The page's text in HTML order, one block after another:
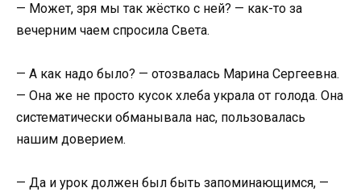
— Может, зря мы так жёстко с ней? — как-то за
вечерним чаем спросила Света.
— А как надо было? — отозвалась Марина Сергеевна.
— Она же не просто кусок хлеба украла от голода. Она
систематически обманывала нас, пользовалась
нашим доверием.
— Да и урок должен был быть запоминающимся, —